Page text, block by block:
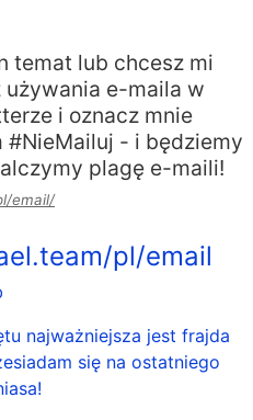
temat lub chcesz mi
e-maila w
i oznacz mnie
#NieMailuj - i będziemy
plagę e-maili!
email/
pl/email
najważniejsza jest frajda
się na ostatniego